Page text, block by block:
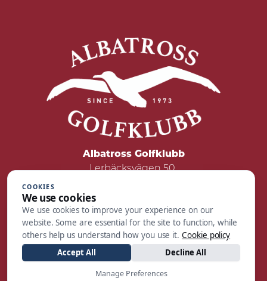
Albatross Golfklubb
Lerbäcksvägen 50
Tel: 031 - 55 05 00
Mail: reception@albatrossgolf.se
COOKIES
We use cookies
We use cookies to improve your experience on our
website. Some are essential for the site to function, while
others help us understand how you use it. Cookie policy
Accept All
Decline All
Manage Preferences